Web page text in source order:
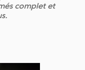
complet et